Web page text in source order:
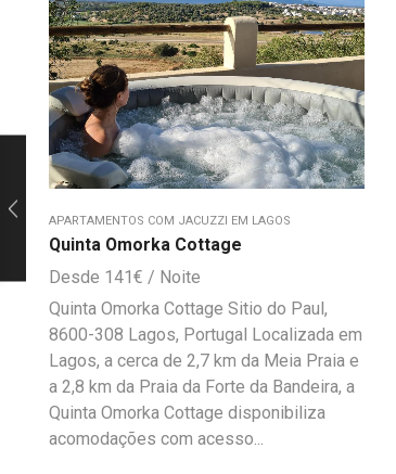
APARTAMENTOS COM JACUZZI EM LAGOS
Quinta Omorka Cottage
141€
Quinta Omorka Cottage Sitio do Paul,
8600-308 Lagos, Portugal Localizada em
Lagos, a cerca de 2,7 km da Meia Praia e
a 2,8 km da Praia da Forte da Bandeira, a
Quinta Omorka Cottage disponibiliza
acomodações com acesso...